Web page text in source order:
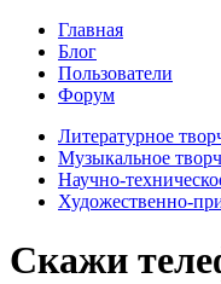
Главная
Блог
Пользователи
Форум
Литературное
Музыкальное
Научно-
Художественно-
Скажи